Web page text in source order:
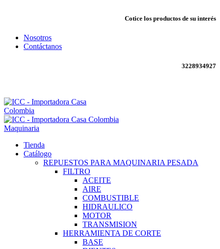
Cotice los productos de su interés
Nosotros
Contáctanos
3228934927
Maquinaria
Tienda
Catálogo
REPUESTOS PARA MAQUINARIA PESADA
FILTRO
ACEITE
AIRE
COMBUSTIBLE
HIDRAULICO
MOTOR
TRANSMISION
HERRAMIENTA DE CORTE
BASE